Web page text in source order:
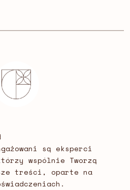
są eksperci
wspólnie Tworzą
treści, oparte na